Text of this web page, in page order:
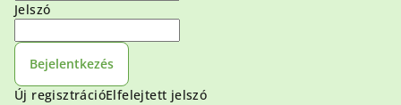
Jelszó
Bejelentkezés
Új regisztrációElfelejtett jelszó